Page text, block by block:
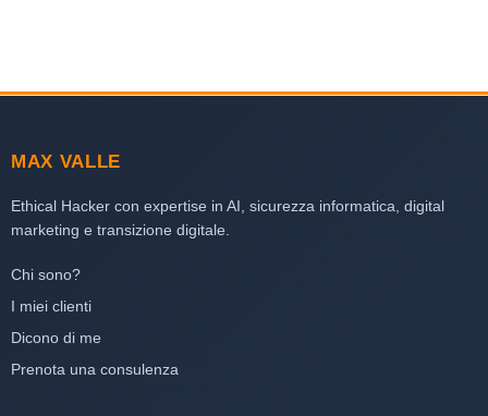
MAX VALLE
Ethical Hacker con expertise in AI, sicurezza informatica, digital
marketing e transizione digitale.
Chi sono?
I miei clienti
Dicono di me
Prenota una consulenza